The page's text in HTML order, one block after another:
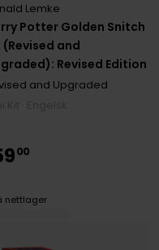
Potter Golden Snitch
(Revised and
Revised Edition
Lemke
and Upgraded
00
nettlager